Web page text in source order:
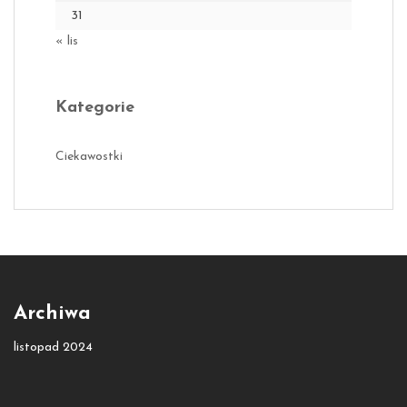
31
« lis
Kategorie
Ciekawostki
Archiwa
listopad 2024